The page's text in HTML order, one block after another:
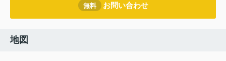
無料 お問い合わせ
地図